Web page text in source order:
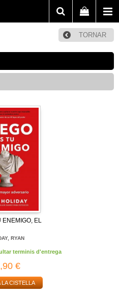
TORNAR
ENEMIGO, EL
RYAN
terminis d'entrega
€
LA CISTELLA